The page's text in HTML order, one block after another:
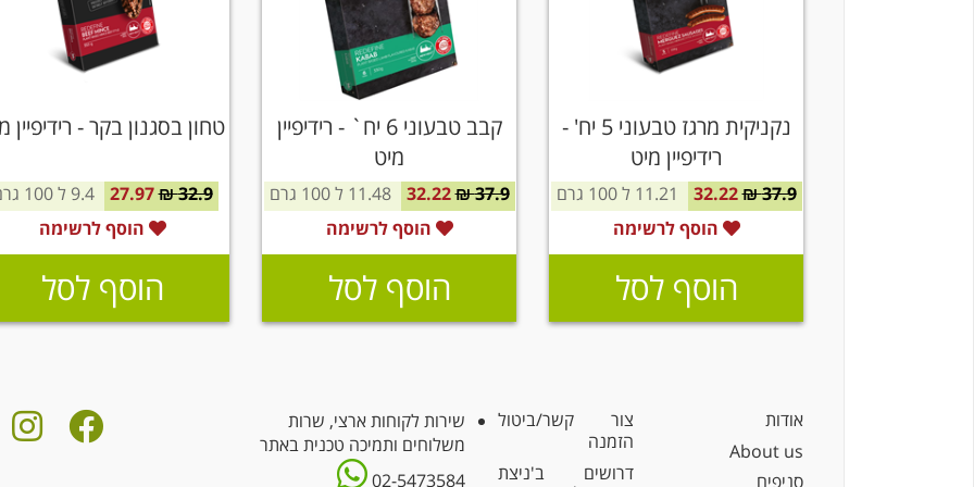
נקניקית מרגז טבעוני 5 יח' -
רידיפיין מיט
37.9 ₪
32.22
הוסף לרשימה
הוסף לסל
קבב טבעוני 6 יח` - רידיפיין
מיט
37.9 ₪
32.22
11.48 ל 100 גרם
הוסף לרשימה
הוסף לסל
טחון בסגנון בקר - רידיפיין
32.9 ₪
27.97
9.4 ל 100 גרם
הוסף לרשימה
הוסף לסל
אודות
About us
סניפים
צור קשר/ביטול
הזמנה
דרושים ב'ניצת
שירות לקוחות ארצי, שרות
משלוחים ותמיכה טכנית באתר
02-5473584